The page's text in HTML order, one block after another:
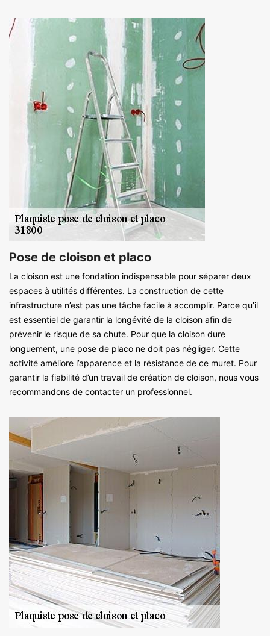
Pose de cloison et placo
La cloison est une fondation indispensable pour séparer deux
espaces à utilités différentes. La construction de cette
infrastructure n’est pas une tâche facile à accomplir. Parce qu’il
est essentiel de garantir la longévité de la cloison afin de
prévenir le risque de sa chute. Pour que la cloison dure
longuement, une pose de placo ne doit pas négliger. Cette
activité améliore l’apparence et la résistance de ce muret. Pour
garantir la fiabilité d’un travail de création de cloison, nous vous
recommandons de contacter un professionnel.